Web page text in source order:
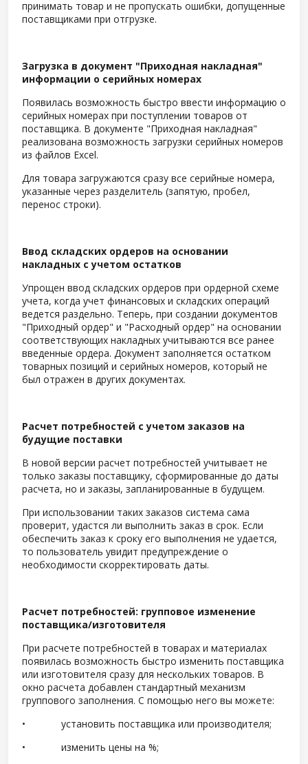
принимать товар и не пропускать ошибки, допущенные
поставщиками при отгрузке.
Загрузка в документ "Приходная накладная"
информации о серийных номерах
Появилась возможность быстро ввести информацию о
серийных номерах при поступлении товаров от
поставщика. В документе "Приходная накладная"
реализована возможность загрузки серийных номеров
из файлов Excel.
Для товара загружаются сразу все серийные номера,
указанные через разделитель (запятую, пробел,
перенос строки).
Ввод складских ордеров на основании
накладных с учетом остатков
Упрощен ввод складских ордеров при ордерной схеме
учета, когда учет финансовых и складских операций
ведется раздельно. Теперь, при создании документов
"Приходный ордер" и "Расходный ордер" на основании
соответствующих накладных учитываются все ранее
введенные ордера. Документ заполняется остатком
товарных позиций и серийных номеров, который не
был отражен в других документах.
Расчет потребностей с учетом заказов на
будущие поставки
В новой версии расчет потребностей учитывает не
только заказы поставщику, сформированные до даты
расчета, но и заказы, запланированные в будущем.
При использовании таких заказов система сама
проверит, удастся ли выполнить заказ в срок. Если
обеспечить заказ к сроку его выполнения не удается,
то пользователь увидит предупреждение о
необходимости скорректировать даты.
Расчет потребностей: групповое изменение
поставщика/изготовителя
При расчете потребностей в товарах и материалах
появилась возможность быстро изменить поставщика
или изготовителя сразу для нескольких товаров. В
окно расчета добавлен стандартный механизм
группового заполнения. С помощью него вы можете:
• установить поставщика или производителя;
• изменить цены на %;